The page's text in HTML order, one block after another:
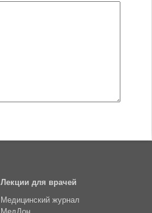
Лекции для врачей
Медицинский журнал